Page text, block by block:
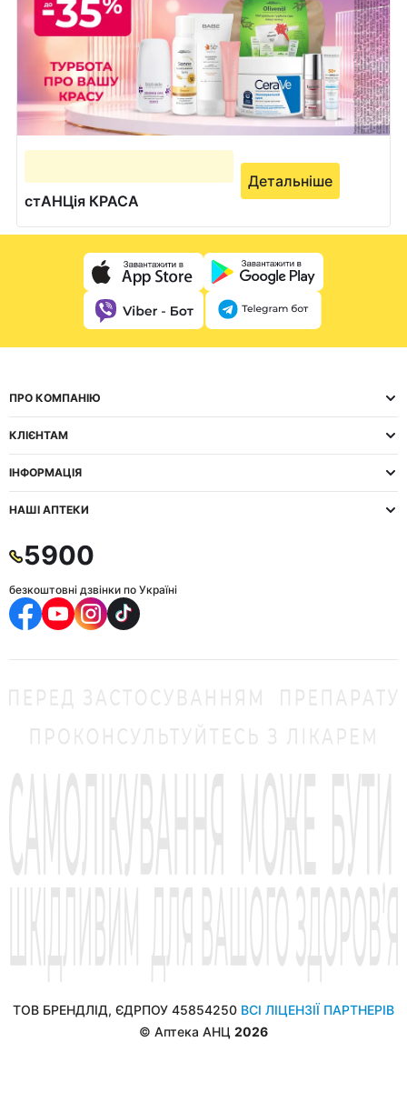
стАНЦія КРАСА
Детальніше
ПРО КОМПАНІЮ
КЛІЄНТАМ
ІНФОРМАЦІЯ
НАШІ АПТЕКИ
5900
безкоштовні дзвінки по Україні
ТОВ БРЕНДЛІД, ЄДРПОУ 45854250 ВСІ ЛІЦЕНЗІЇ ПАРТНЕРІВ
© Аптека АНЦ 2026